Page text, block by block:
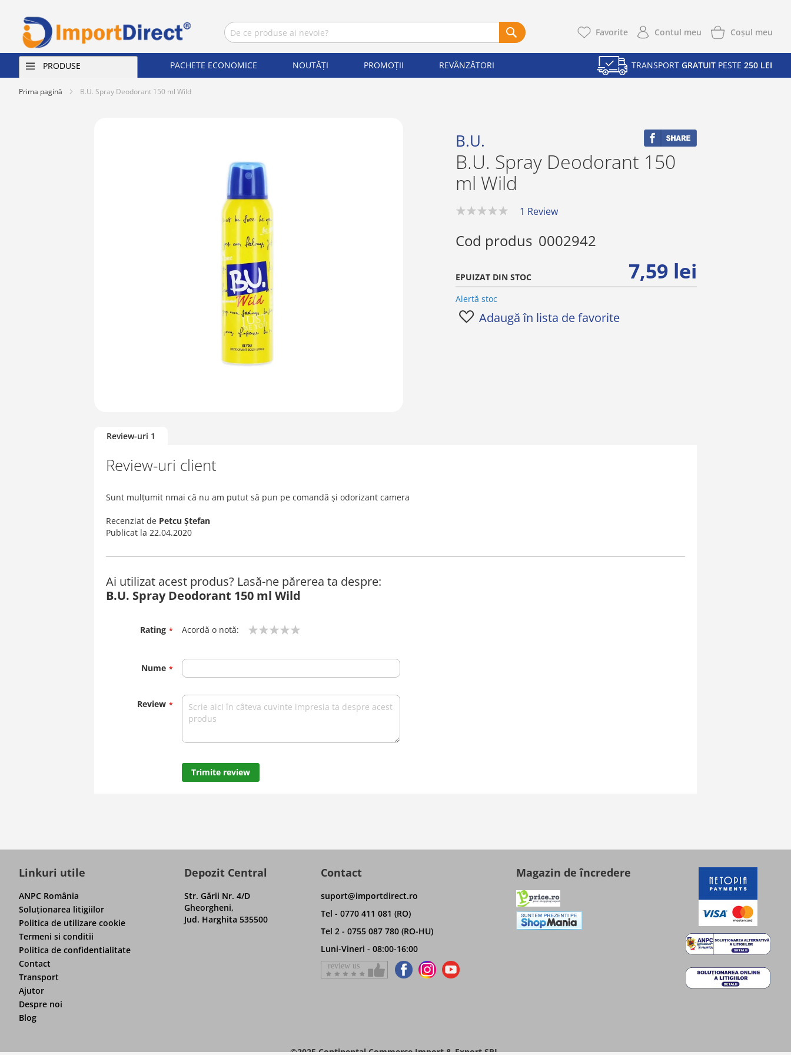
Favorite Contul meu Coşul meu
PRODUSE PACHETE ECONOMICE NOUTĂȚI PROMOȚII REVÂNZĂTORI TRANSPORT GRATUIT PESTE 250 LEI
Prima pagină B.U. Spray Deodorant 150 ml Wild
B.U.
B.U. Spray Deodorant 150
ml Wild
1 Review
EPUIZAT DIN STOC
Cod produs 0002942
7,59 lei
Alertă stoc
Adaugă în lista de favorite
gallery
Review-uri 1
Review-uri client
Sunt mulțumit nmai că nu am putut să pun pe comandă și odorizant camera
Recenziat de Petcu Ștefan
Publicat la 22.04.2020
Ai utilizat acest produs? Lasă-ne părerea ta despre:
B.U. Spray Deodorant 150 ml Wild
Rating
Acordă o notă:
Nume
Review
Trimite review
Linkuri utile
ANPC România
Soluţionarea litigiilor
Politica de utilizare cookie
Termeni si conditii
Politica de confidentialitate
Contact
Transport
Ajutor
Despre noi
Blog
Depozit Central
Str. Gării Nr. 4/D
Gheorgheni,
Jud. Harghita 535500
Contact
suport@importdirect.ro
Tel - 0770 411 081 (RO)
Tel 2 - 0755 087 780 (RO-HU)
Luni-Vineri - 08:00-16:00
Magazin de încredere
©2025 Continental Commerce Import & Export SRL.